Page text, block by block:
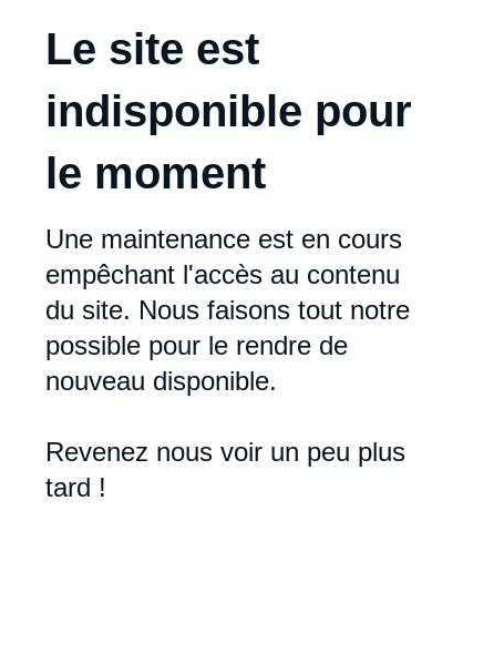
Le site est
indisponible pour
le moment
Une maintenance est en cours
empêchant l'accès au contenu
du site. Nous faisons tout notre
possible pour le rendre de
nouveau disponible.
Revenez nous voir un peu plus
tard !